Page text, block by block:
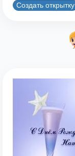
Создать открытку